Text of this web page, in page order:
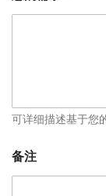
可详细描述基于您
备注